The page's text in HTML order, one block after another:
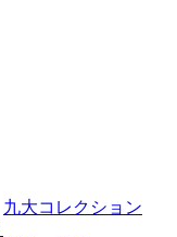
九大コレクション